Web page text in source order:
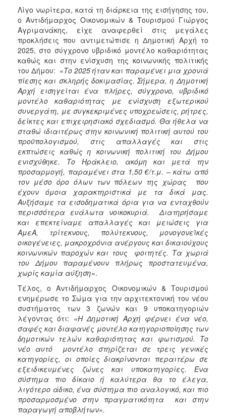
Λίγο νωρίτερα, κατά τη διάρκεια της εισήγησης του,
ο Αντιδήμαρχος Οικονομικών & Τουρισμού Γιώργος
Αγριμανάκης, είχε αναφερθεί στις μεγάλες
προκλήσεις που αντιμετώπισε η Δημοτική Αρχή το
2025, στο σύγχρονο υβριδικό μοντέλο καθαριότητας
καθώς και στην ενίσχυση της κοινωνικής πολιτικής
του Δήμου: «Το 2025 ήταν και παραμένει μια χρονιά
πίεσης και σκληρής δοκιμασίας. Σήμερα, η Δημοτική
Αρχή εισηγείται ένα πλήρες, σύγχρονο, υβριδικό
μοντέλο καθαριότητας με ενίσχυση εξωτερικού
συνεργάτη, με συγκεκριμένες υποχρεώσεις, ρήτρες,
δείκτες και επιχειρησιακό σχεδιασμό. Θα ήθελα να
σταθώ ιδιαιτέρως στην κοινωνική πολιτική αυτού του
προϋπολογισμού, στις απαλλαγές και στις
εκπτώσεις καθώς η κοινωνική πολιτική του Δήμου
ενισχύθηκε. Το Ηράκλειο, ακόμη και μετά την
προσαρμογή, παραμένει στα 1,50 €/τ.μ. – κάτω από
τον μέσο όρο όλων των πόλεων της χώρας που
έχουν όμοια χαρακτηριστικά με τα δικά μας.
Αυξήσαμε τα εισοδηματικά όρια για να ενταχθούν
περισσότερα ευάλωτα νοικοκυριά. Διατηρήσαμε
και επεκτείναμε απαλλαγές και μειώσεις για
ΑμεΑ, τρίτεκνους, πολύτεκνους, μονογονεϊκές
οικογένειες, μακροχρόνια ανέργους και δικαιούχους
κοινωνικών παροχών και τους φοιτητές. Τα χωριά
του Δήμου παραμένουν πλήρως προστατευμένα,
χωρίς καμία αύξηση».
Τέλος, ο Αντιδήμαρχος Οικονομικών & Τουρισμού
ενημέρωσε το Σώμα για την αρχιτεκτονική του νέου
συστήματος των 3 ζωνών και 9 υποκατηγοριών
λέγοντας ότι: «Η Δημοτική Αρχή φέρνει ένα νέο,
σαφές και διαφανές μοντέλο κατηγοριοποίησης των
δημοτικών τελών καθαριότητας και φωτισμού. Το
νέο αυτό μοντέλο στηρίζεται σε τρεις γενικές
κατηγορίες, οι οποίες διακρίνονται περαιτέρω σε
εξειδικευμένες ζώνες και υποκατηγορίες. Ένα
σύστημα πιο δίκαιο ή καλύτερα θα το έλεγα,
λιγότερο άδικο, ένα σύστημα πιο αναλογικό, και πιο
προσαρμοσμένο στην πραγματικότητα και στην
παραγωγή αποβλήτων».